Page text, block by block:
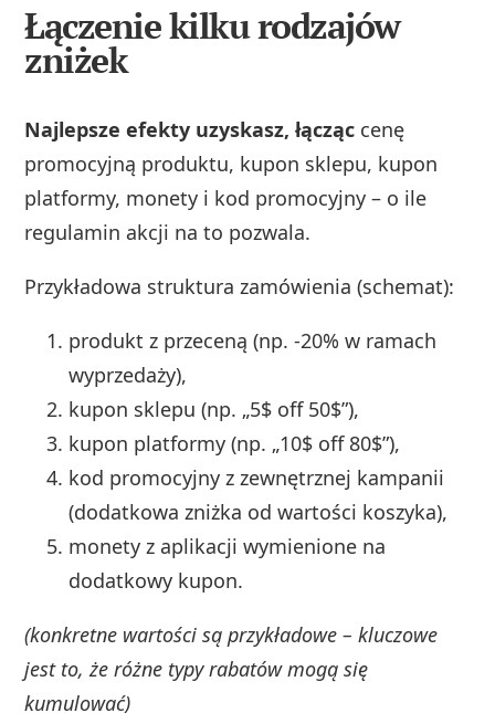
Łączenie kilku rodzajów
zniżek
Najlepsze efekty uzyskasz, łącząc cenę
promocyjną produktu, kupon sklepu, kupon
platformy, monety i kod promocyjny – o ile
regulamin akcji na to pozwala.
Przykładowa struktura zamówienia (schemat):
produkt z przeceną (np. -20% w ramach
wyprzedaży),
kupon sklepu (np. „5$ off 50$”),
kupon platformy (np. „10$ off 80$”),
kod promocyjny z zewnętrznej kampanii
(dodatkowa zniżka od wartości koszyka),
monety z aplikacji wymienione na
dodatkowy kupon.
(konkretne wartości są przykładowe – kluczowe
jest to, że różne typy rabatów mogą się
kumulować)